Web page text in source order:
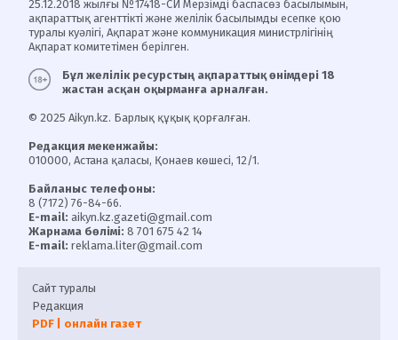
25.12.2018 жылғы №17418-СИ Мерзімді баспасөз басылымын,
ақпараттық агенттікті және желілік басылымды есепке қою
туралы куәлігі, Ақпарат және коммуникация министрлігінің
Ақпарат комитетімен берілген.
Бұл желілік ресурстың ақпараттық өнімдері 18
жастан асқан оқырманға арналған.
© 2025 Aikyn.kz. Барлық құқық қорғалған.
Редакция мекенжайы:
010000, Астана қаласы, Қонаев көшесі, 12/1.
Байланыс телефоны:
8 (7172) 76-84-66.
E-mail: aikyn.kz.gazeti@gmail.com
Жарнама бөлімі: 8 701 675 42 14
E-mail: reklama.liter@gmail.com
Сайт туралы
Редакция
PDF | онлайн газет